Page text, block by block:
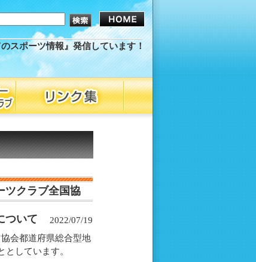
スポーツ情報』発信しています！
ツクラブ全国協
ついて
2022/07/19
会都道府県総合型地
しています。